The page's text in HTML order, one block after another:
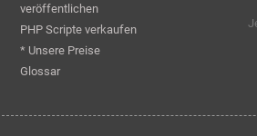
veröffentlichen
PHP Scripte verkaufen
* Unsere Preise
Glossar